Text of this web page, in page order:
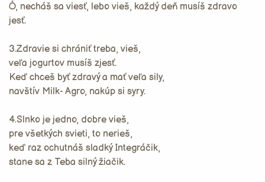
Ó, necháš sa viesť, lebo vieš, každý deň musíš zdravo
jesť.
3.Zdravie si chrániť treba, vieš,
veľa jogurtov musíš zjesť.
Keď chceš byť zdravý a mať veľa sily,
navštív Milk- Agro, nakúp si syry.
4.Slnko je jedno, dobre vieš,
pre všetkých svieti, to nerieš,
keď raz ochutnáš sladký Integráčik,
stane sa z Teba silný žiačik.